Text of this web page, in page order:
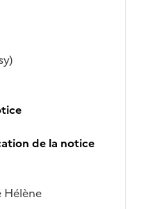
de la notice
Hélène